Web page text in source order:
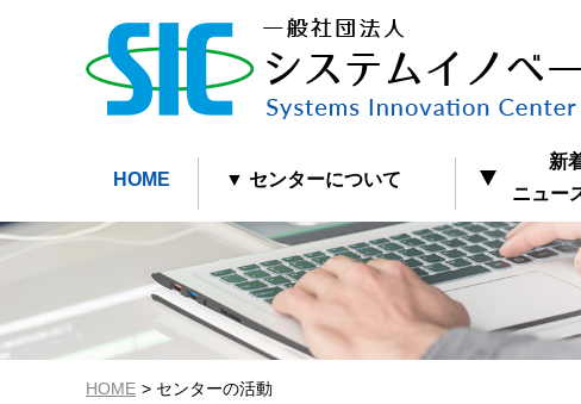
HOME ▼ センターについて
新
ニュー
HOME センターの活動